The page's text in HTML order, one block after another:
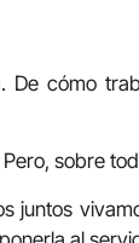
cómo
sobre
juntos